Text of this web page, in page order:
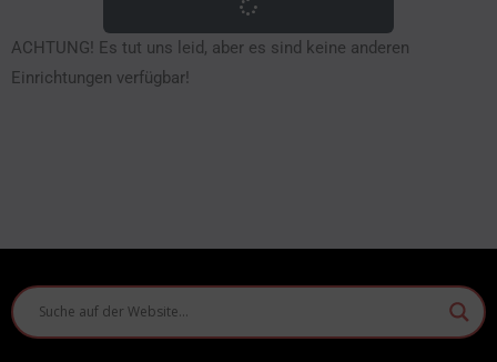
ACHTUNG! Es tut uns leid, aber es sind keine anderen
Einrichtungen verfügbar!